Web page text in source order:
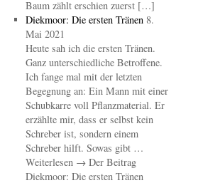
Baum zählt erschien zuerst […]
Diekmoor: Die ersten Tränen 8.
Mai 2021
Heute sah ich die ersten Tränen.
Ganz unterschiedliche Betroffene.
Ich fange mal mit der letzten
Begegnung an: Ein Mann mit einer
Schubkarre voll Pflanzmaterial. Er
erzählte mir, dass er selbst kein
Schreber ist, sondern einem
Schreber hilft. Sowas gibt …
Weiterlesen → Der Beitrag
Diekmoor: Die ersten Tränen